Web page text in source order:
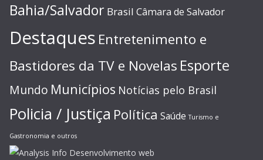
Bahia/Salvador Brasil Câmara de Salvador
Destaques Entretenimento e
Bastidores da TV e Novelas Esporte
Mundo Municípios Notícias pelo Brasil
Policia / Justiça Política Saúde Turismo e
Gastronomia e outros